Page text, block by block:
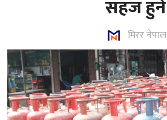
सहज हुने
मिरर नेपाल